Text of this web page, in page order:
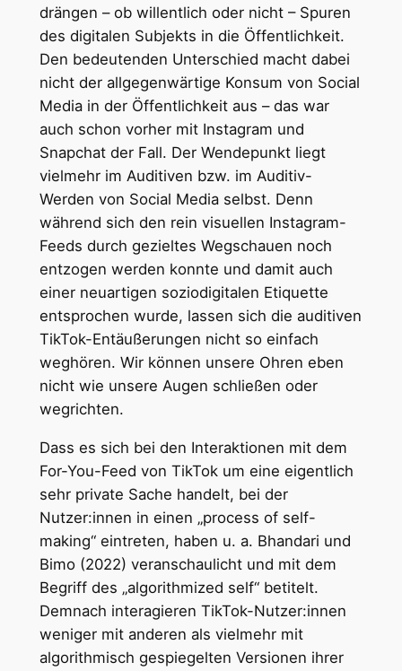
drängen – ob willentlich oder nicht – Spuren
des digitalen Subjekts in die Öffentlichkeit.
Den bedeutenden Unterschied macht dabei
nicht der allgegenwärtige Konsum von Social
Media in der Öffentlichkeit aus – das war
auch schon vorher mit Instagram und
Snapchat der Fall. Der Wendepunkt liegt
vielmehr im Auditiven bzw. im Auditiv-
Werden von Social Media selbst. Denn
während sich den rein visuellen Instagram-
Feeds durch gezieltes Wegschauen noch
entzogen werden konnte und damit auch
einer neuartigen soziodigitalen Etiquette
entsprochen wurde, lassen sich die auditiven
TikTok-Entäußerungen nicht so einfach
weghören. Wir können unsere Ohren eben
nicht wie unsere Augen schließen oder
wegrichten.
Dass es sich bei den Interaktionen mit dem
For-You-Feed von TikTok um eine eigentlich
sehr private Sache handelt, bei der
Nutzer:innen in einen „process of self-
making“ eintreten, haben u. a. Bhandari und
Bimo (2022) veranschaulicht und mit dem
Begriff des „algorithmized self“ betitelt.
Demnach interagieren TikTok-Nutzer:innen
weniger mit anderen als vielmehr mit
algorithmisch gespiegelten Versionen ihrer